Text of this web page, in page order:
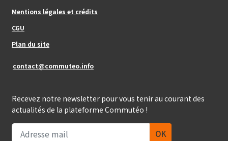
Mentions légales et crédits
CGU
Plan du site
contact@commuteo.info
Recevez notre newsletter pour vous tenir au courant des
actualités de la plateforme Commutéo !